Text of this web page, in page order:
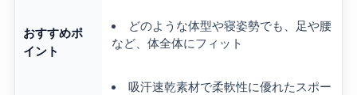
おすすめポ
イント
どのような体型や寝姿勢でも、足や腰
など、体全体にフィット
吸汗速乾素材で柔軟性に優れたスポー